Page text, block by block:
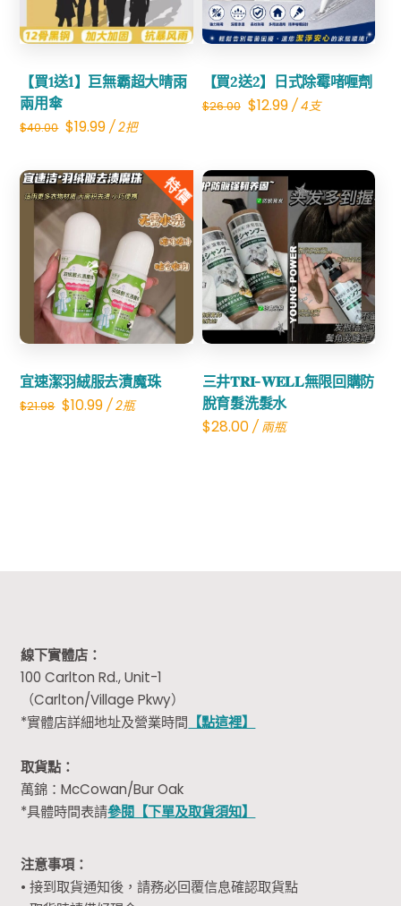
【買1送1】巨無霸超大晴雨
兩用傘
$40.00 Original
was:
$40.00.
$19.99Current
is:
$19.99.
/ 2把
【買2送2】日式除霉啫喱劑
$26.00 Original
$26.00.
$12.99Current
$12.99.
/ 4支
特價
宜速潔羽絨服去漬魔珠
$21.98 Original
$10.99Current
/ 2瓶
Share
三井𝐓𝐑𝐈-𝐖𝐄𝐋𝐋無限回購防
脫育髮洗髮水
$28.00/ 兩瓶
Share
線下實體店：
100 Carlton Rd., Unit-1
（Carlton/Village Pkwy）
*實體店詳細地址及營業時間 【點這裡】
取貨點：
萬錦：McCowan/Bur Oak
*具體時間表請參閱【下單及取貨須知】
注意事項：
• 接到取貨通知後，請務必回覆信息確認取貨點